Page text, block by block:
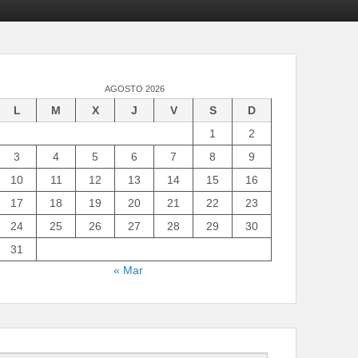
AGOSTO 2026
L M X J V S
D
1
2
3
4 5 6 7 8
9
10
11 12 13 14 15
16
17
18 19 20 21 22
23
24
25 26 27 28 29
30
31
« Mar